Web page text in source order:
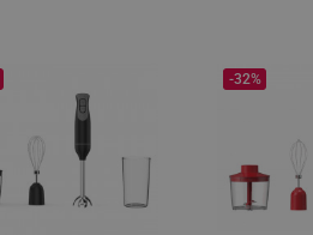
-32%